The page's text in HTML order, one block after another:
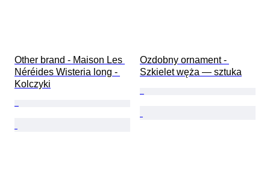
Other brand - Maison Les
Néréides Wisteria long -
Kolczyki
Ozdobny ornament -
Szkielet węża — sztuka